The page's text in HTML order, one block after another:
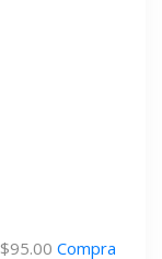
$95.00 Compra